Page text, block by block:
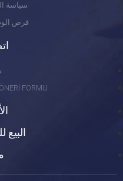
سياسة
فرص
FORMU